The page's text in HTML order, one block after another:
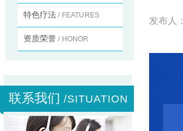
特色疗法 / FEATURES
资质荣誉 / HONOR
联系我们 /SITUATION
发布人：